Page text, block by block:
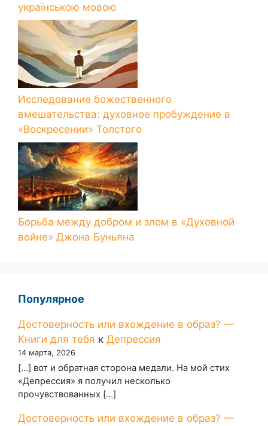
українською мовою
Исследование божественного
вмешательства: духовное пробуждение в
«Воскресении» Толстого
Борьба между добром и злом в «Духовной
войне» Джона Буньяна
Популярное
Достоверность или вхождение в образ? —
Книги для тебя к Депрессия
14 марта, 2026
[…] вот и обратная сторона медали. На мой стих
«Депрессия» я получил несколько
прочувствованных […]
Достоверность или вхождение в образ? —